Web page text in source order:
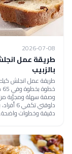
2026-07-08
طريقة عمل
بالزبيب
طريقة عمل انجلش كيك
وصفة سهلة ومجرّبة
دلوقتي تكفي
دقيقة وخطوات واضحة.